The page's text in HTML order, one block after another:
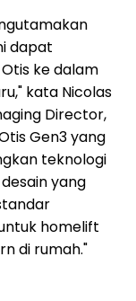
dapat
ke dalam
kata Nicolas
Director,
Gen3 yang
teknologi
yang
homelift
di rumah."